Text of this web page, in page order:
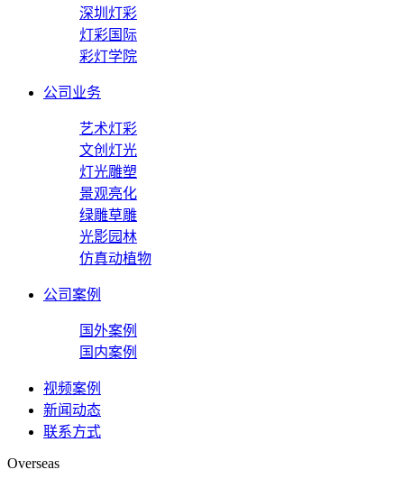
深圳灯彩
灯彩国际
彩灯学院
公司业务
艺术灯彩
文创灯光
灯光雕塑
景观亮化
绿雕草雕
光影园林
仿真动植物
公司案例
国外案例
国内案例
视频案例
新闻动态
联系方式
Overseas